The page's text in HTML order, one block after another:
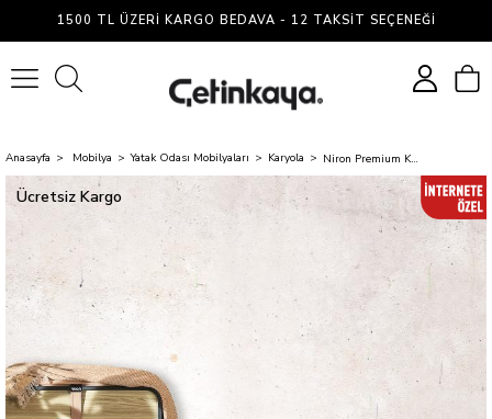
1500 TL ÜZERI KARGO BEDAVA - 12 TAKSIT SEÇENEĞI
Anasayfa Mobilya Yatak Odası Mobilyaları Karyola Niron Premium Katlanır Yatak 90x200 cm Paket Yaylı Lüks Yatak ve Kaydırmaz Kumaş Kaplı Karyola
Ücretsiz Kargo